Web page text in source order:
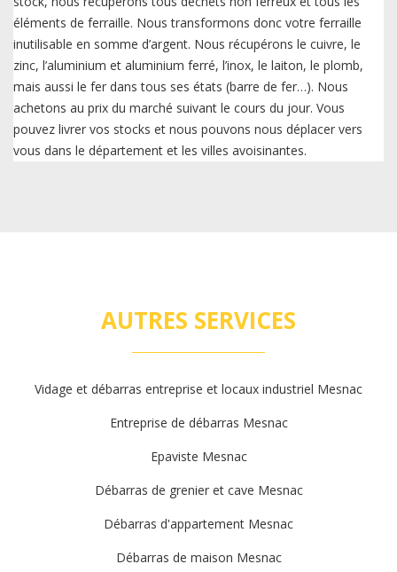
éléments de ferraille. Nous transformons donc votre ferraille
inutilisable en somme d’argent. Nous récupérons le cuivre, le
zinc, l’aluminium et aluminium ferré, l’inox, le laiton, le plomb,
mais aussi le fer dans tous ses états (barre de fer…). Nous
achetons au prix du marché suivant le cours du jour. Vous
pouvez livrer vos stocks et nous pouvons nous déplacer vers
vous dans le département et les villes avoisinantes.
AUTRES SERVICES
Vidage et débarras entreprise et locaux industriel Mesnac
Entreprise de débarras Mesnac
Epaviste Mesnac
Débarras de grenier et cave Mesnac
Débarras d'appartement Mesnac
Débarras de maison Mesnac